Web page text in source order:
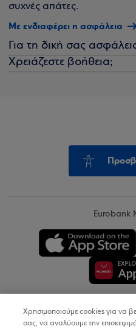
συχνές απάτες.
Με ενδιαφέρει η ασφάλεια
Για τη δική σας
Χρειάζεστε βοήθεια;
Eurobank
Χρησιμοποιούμε cookies για να
σας, να αναλύουμε την